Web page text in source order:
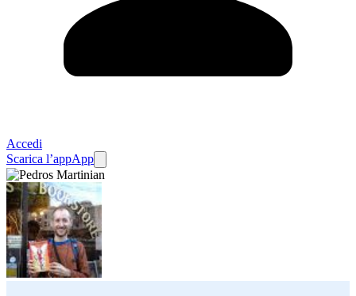
Accedi
Scarica l’appApp